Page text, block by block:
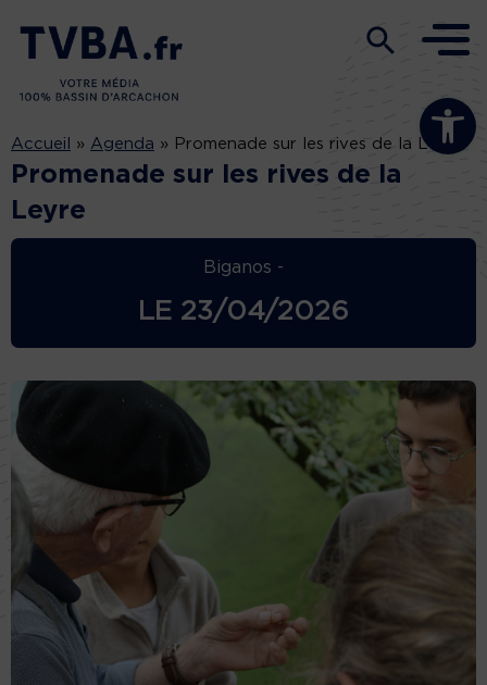
Ouvrir la
Accueil » Agenda » Promenade sur les rives de la Leyre
Promenade sur les rives de la
Leyre
Biganos -
LE 23/04/2026